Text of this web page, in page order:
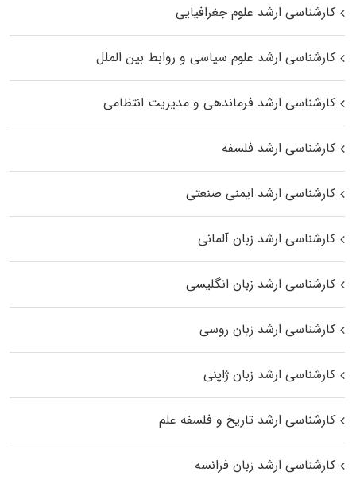
کارشناسی ارشد علوم جغرافیایی
کارشناسی ارشد علوم سیاسی و روابط بین الملل
کارشناسی ارشد فرماندهی و مدیریت انتظامی
کارشناسی ارشد فلسفه
کارشناسی ارشد ایمنی صنعتی
کارشناسی ارشد زبان آلمانی
کارشناسی ارشد زبان انگلیسی
کارشناسی ارشد زبان روسی
کارشناسی ارشد زبان ژاپنی
کارشناسی ارشد تاریخ و فلسفه علم
کارشناسی ارشد زبان فرانسه